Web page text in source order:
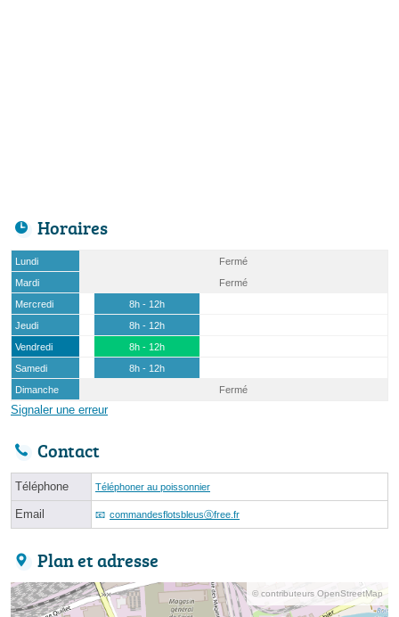
Horaires
Lundi
Fermé
Mardi
Fermé
Mercredi
8h - 12h
Jeudi
8h - 12h
Vendredi
8h - 12h
Samedi
8h - 12h
Dimanche
Fermé
Signaler une erreur
Contact
Téléphone Téléphoner au poissonnier
Email commandesflotsbleusⓐfree.fr
Plan et adresse
© contributeurs OpenStreetMap